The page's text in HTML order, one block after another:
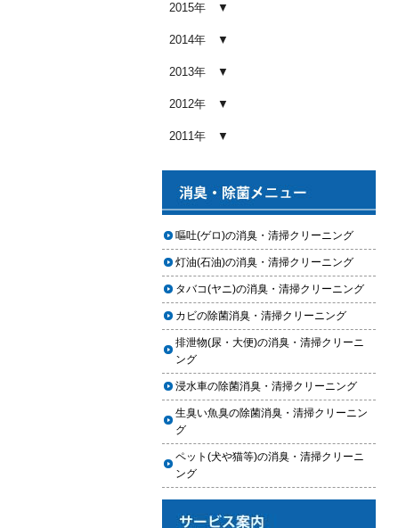
ビ別の正しい対処法
2026.01.04
どこまでやるべき？目的別おすす
め内容と費用目安
別に徹底比較
2026.01.02
ヘッドライト黄ばみ取りの料金相
場｜イエローハット・オートバッ
クス・専門店を徹底比較【2026年
版】
2026.01.01
【2026年版】イエローハットのカ
ーフィルム料金はいくら？施工内
容・相場・安くするコツ
2025.12.05
車のヘッドライト交換のタイミン
グと費用
2025.12.04
車のサスペンション交換の必要性
2015年
2014年
2013年
2012年
2011年
嘔吐(ゲロ)の消臭・清掃クリーニング
灯油(石油)の消臭・清掃クリーニング
タバコ(ヤニ)の消臭・清掃クリーニング
カビの除菌消臭・清掃クリーニング
排泄物(尿・大便)の消臭・清掃クリーニ
ング
浸水車の除菌消臭・清掃クリーニング
生臭い魚臭の除菌消臭・清掃クリーニン
グ
ペット(犬や猫等)の消臭・清掃クリーニ
ング